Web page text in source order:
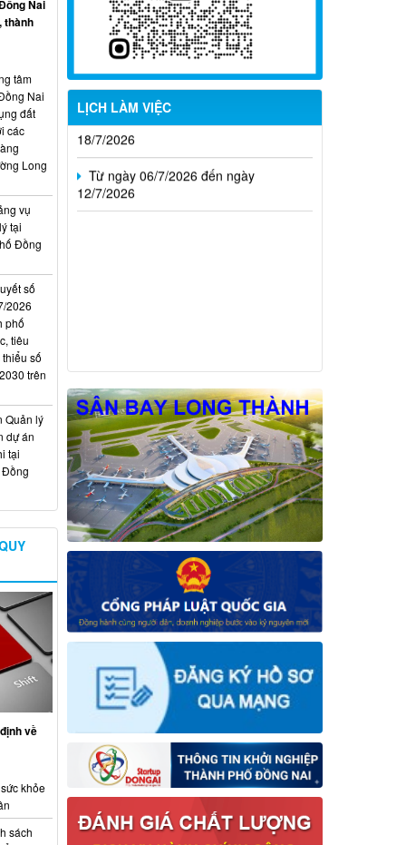
LỊCH LÀM VIỆC
02/8/2026
Từ ngày 20/7/2026 đến ngày
26/7/2026
Từ ngày 13/7/2026 đến ngày
18/7/2026
Từ ngày 06/7/2026 đến ngày
12/7/2026
Nai
thành
tâm
Nai
đất
các
Long
vụ
tại
Đồng
số
2026
phố
tiêu
số
trên
Quản lý
dự án
tại
Đồng
về
khỏe
sách